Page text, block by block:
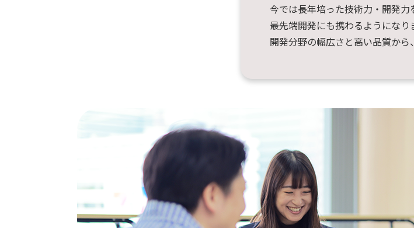
今では長年培った技術力・開発
最先端開発にも携わるようになり
開発分野の幅広さと高い品質から